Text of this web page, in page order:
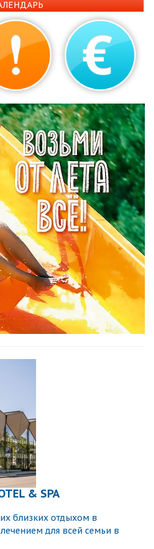
& SPA
близких отдыхом в
для всей семьи в